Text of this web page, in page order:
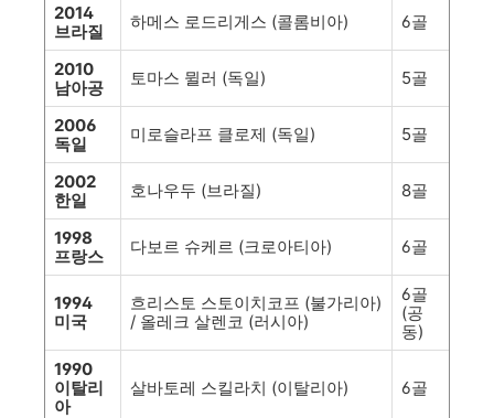
2014
브라질
하메스 로드리게스 (콜롬비아) 6골
2010
남아공
토마스 뮐러 (독일) 5골
2006
독일
미로슬라프 클로제 (독일) 5골
2002
한일
호나우두 (브라질) 8골
1998
프랑스
다보르 슈케르 (크로아티아) 6골
1994
미국
흐리스토 스토이치코프 (불가리아)
/ 올레크 살렌코 (러시아)
6골
(공
동)
1990
이탈리
아
살바토레 스킬라치 (이탈리아) 6골